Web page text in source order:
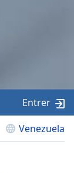
Venezuela
Entrer